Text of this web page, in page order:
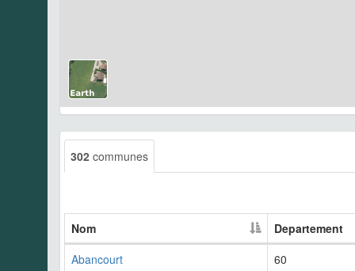
302 communes
Nom
Departement
Abancourt
60